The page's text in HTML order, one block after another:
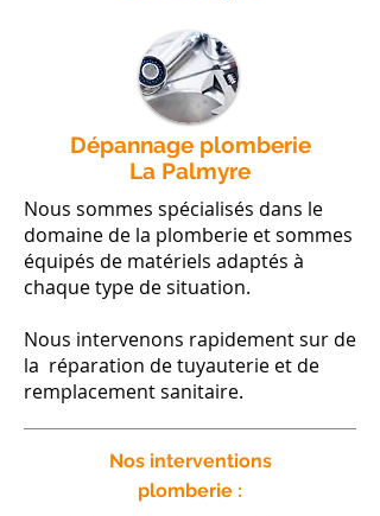
Dépannage plomberie
La Palmyre
Nous sommes spécialisés dans le
domaine de la plomberie et sommes
équipés de matériels adaptés à
chaque type de situation.
Nous intervenons rapidement sur de
la réparation de tuyauterie et de
remplacement sanitaire.
Nos interventions
plomberie :